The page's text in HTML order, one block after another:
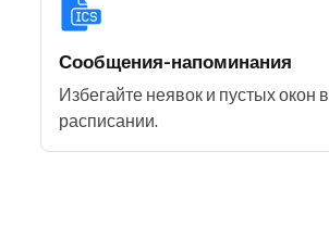
Сообщения-напоминания
Избегайте неявок и пустых окон в
расписании.